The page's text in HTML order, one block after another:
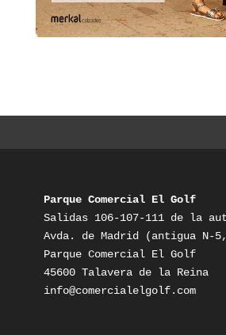
Parque Comercial El Golf
Salidas 106-107-111 de la
Avda. de Madrid (antigua N-
Parque Comercial El Golf
45600 Talavera de la Reina
info@comercialelgolf.com